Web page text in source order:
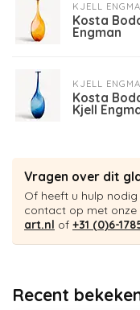
KJELL
Kosta
Engman
KJELL
Kosta
Kjell
Vragen over dit
Of heeft u hulp
contact op met onze
art.nl of +31 (0)6-
Recent